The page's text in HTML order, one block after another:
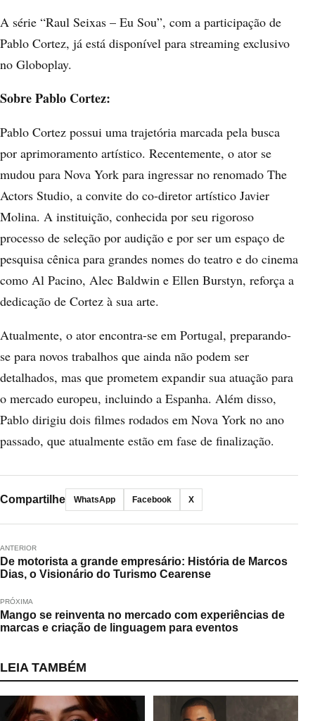
A série “Raul Seixas – Eu Sou”, com a participação de
Pablo Cortez, já está disponível para streaming exclusivo
no Globoplay.
Sobre Pablo Cortez:
Pablo Cortez possui uma trajetória marcada pela busca
por aprimoramento artístico. Recentemente, o ator se
mudou para Nova York para ingressar no renomado The
Actors Studio, a convite do co-diretor artístico Javier
Molina. A instituição, conhecida por seu rigoroso
processo de seleção por audição e por ser um espaço de
pesquisa cênica para grandes nomes do teatro e do cinema
como Al Pacino, Alec Baldwin e Ellen Burstyn, reforça a
dedicação de Cortez à sua arte.
Atualmente, o ator encontra-se em Portugal, preparando-
se para novos trabalhos que ainda não podem ser
detalhados, mas que prometem expandir sua atuação para
o mercado europeu, incluindo a Espanha. Além disso,
Pablo dirigiu dois filmes rodados em Nova York no ano
passado, que atualmente estão em fase de finalização.
Compartilhe WhatsApp Facebook X
ANTERIOR
De motorista a grande empresário: História de Marcos
Dias, o Visionário do Turismo Cearense
PRÓXIMA
Mango se reinventa no mercado com experiências de
marcas e criação de linguagem para eventos
LEIA TAMBÉM